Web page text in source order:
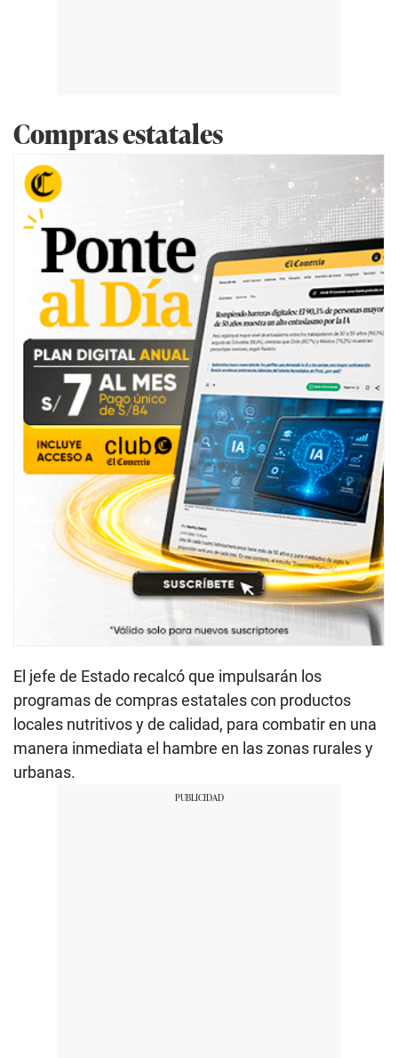
Compras estatales
El jefe de Estado recalcó que impulsarán los
programas de compras estatales con productos
locales nutritivos y de calidad, para combatir en una
manera inmediata el hambre en las zonas rurales y
urbanas.